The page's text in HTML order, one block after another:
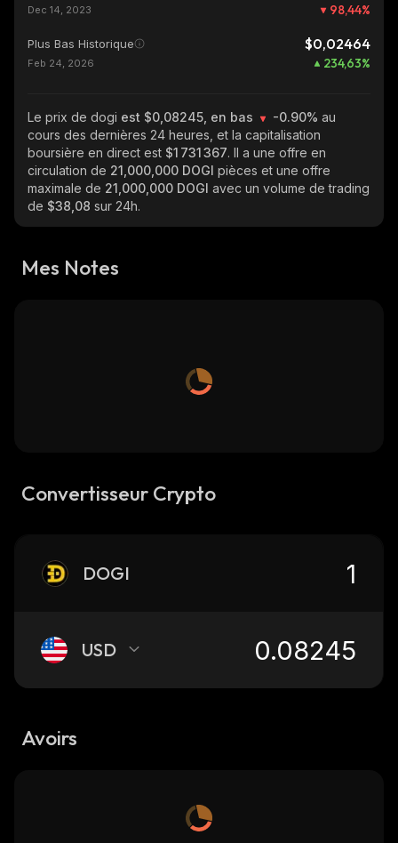
Dec 14, 2023 98,44%
Plus Bas Historique $0,02464
Feb 24, 2026 234,63%
Le prix de dogi est $0,08245, en bas -0.90% au
cours des dernières 24 heures, et la capitalisation
boursière en direct est $1 731 367. Il a une offre en
circulation de 21,000,000 DOGI pièces et une offre
maximale de 21,000,000 DOGI avec un volume de trading
de $38,08 sur 24h.
Mes Notes
Convertisseur Crypto
DOGI
USD
Avoirs